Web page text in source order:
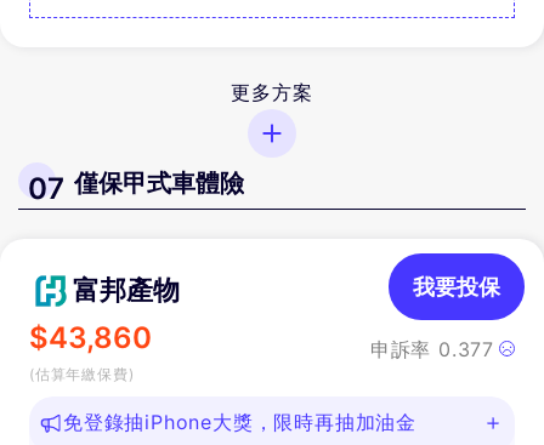
更多方案
07 僅保甲式車體險
富邦產物
$43,860
(估算年繳保費)
申訴率 0.377
我要投保
免登錄抽iPhone大獎，限時再抽加油金